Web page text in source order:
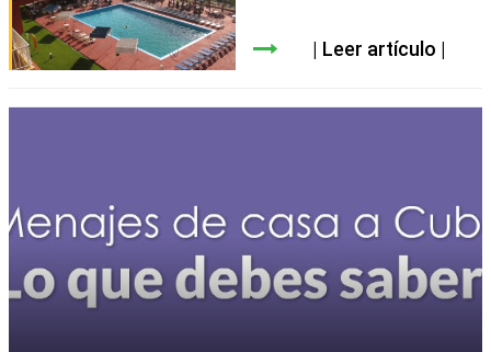
Leer artículo